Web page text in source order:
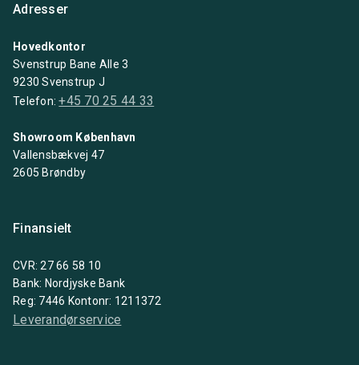
Adresser
Hovedkontor
Svenstrup Bane Alle 3
9230 Svenstrup J
Telefon:+45 70 25 44 33
Showroom København
Vallensbækvej 47
2605 Brøndby
Finansielt
CVR: 27 66 58 10
Bank: Nordjyske Bank
Reg: 7446 Kontonr: 1211372
Leverandørservice